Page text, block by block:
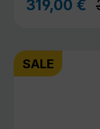
319,00 €
SALE